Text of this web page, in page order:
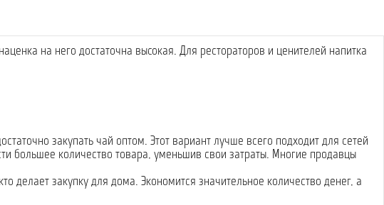
на него достаточна высокая. Для рестораторов и ценителей напитка
закупать чай оптом. Этот вариант лучше всего подходит для сетей
большее количество товара, уменьшив свои затраты. Многие продавцы
закупку для дома. Экономится значительное количество денег, а